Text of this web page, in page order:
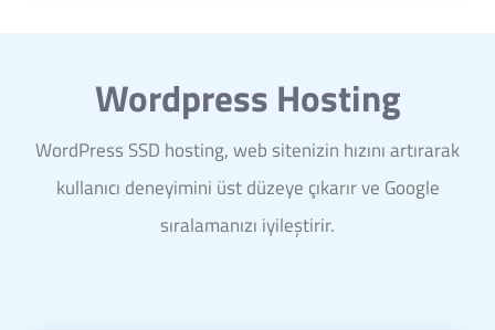
Wordpress Hosting
WordPress SSD hosting, web sitenizin hızını artırarak
kullanıcı deneyimini üst düzeye çıkarır ve Google
sıralamanızı iyileştirir.